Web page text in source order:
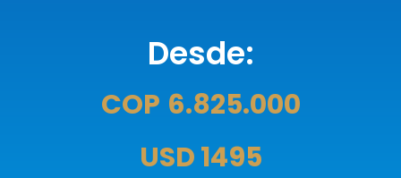
Desde:
COP 6.825.000
USD 1495